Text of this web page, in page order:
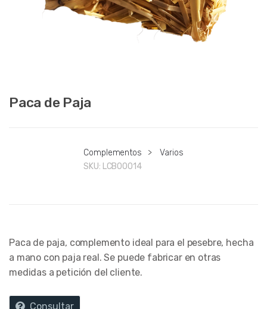
Paca de Paja
Complementos >
Varios
SKU: LCB00014
Paca de paja, complemento ideal para el pesebre, hecha
a mano con paja real. Se puede fabricar en otras
medidas a petición del cliente.
Consultar